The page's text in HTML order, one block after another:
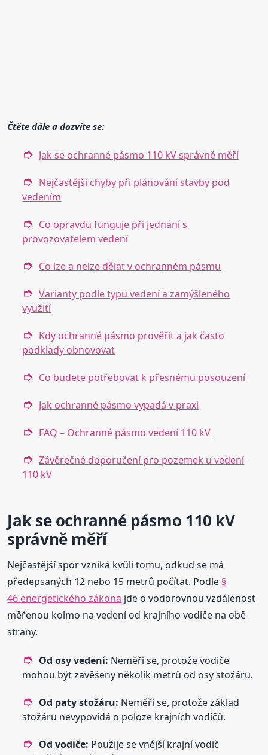
Čtěte dále a dozvíte se:
Jak se ochranné pásmo 110 kV správně měří
Nejčastější chyby při plánování stavby pod
vedením
Co opravdu funguje při jednání s
provozovatelem vedení
Co lze a nelze dělat v ochranném pásmu
Varianty podle typu vedení a zamýšleného
využití
Kdy ochranné pásmo prověřit a jak často
podklady obnovovat
Co budete potřebovat k přesnému posouzení
Jak ochranné pásmo vypadá v praxi
FAQ – Ochranné pásmo vedení 110 kV
Závěrečné doporučení pro pozemek u vedení
110 kV
Jak se ochranné pásmo 110 kV
správně měří
Nejčastější spor vzniká kvůli tomu, odkud se má
předepsaných 12 nebo 15 metrů počítat. Podle §
46 energetického zákona jde o vodorovnou vzdálenost
měřenou kolmo na vedení od krajního vodiče na obě
strany.
Od osy vedení: Neměří se, protože vodiče
mohou být zavěšeny několik metrů od osy stožáru.
Od paty stožáru: Neměří se, protože základ
stožáru nevypovídá o poloze krajních vodičů.
Od vodiče: Použije se vnější krajní vodič